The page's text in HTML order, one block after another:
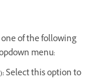
of the following
menu:
:Select this option to